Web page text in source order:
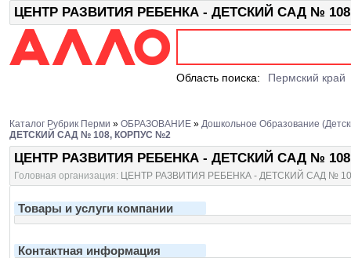
ЦЕНТР РАЗВИТИЯ РЕБЕНКА - ДЕТСКИЙ САД №
Область поиска: Пермский край
Каталог Рубрик Перми » ОБРАЗОВАНИЕ » Дошкольное Образование
ДЕТСКИЙ САД № 108, КОРПУС №2
ЦЕНТР РАЗВИТИЯ РЕБЕНКА - ДЕТСКИЙ САД №
Головная организация: ЦЕНТР РАЗВИТИЯ РЕБЕНКА - ДЕТСКИЙ САД №
Товары и услуги компании
Контактная информация